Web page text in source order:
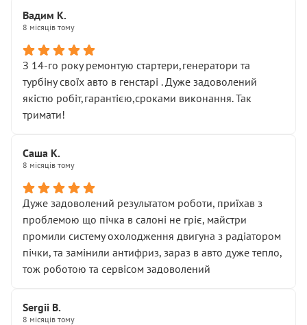
Вадим К.
8 місяців тому
З 14-го року ремонтую стартери,генератори та
турбіну своїх авто в генстарі . Дуже задоволений
якістю робіт,гарантією,сроками виконання. Так
тримати!
Саша К.
8 місяців тому
Дуже задоволений результатом роботи, приїхав з
проблемою що пічка в салоні не гріє, майстри
промили систему охолодження двигуна з радіатором
пічки, та замінили антифриз, зараз в авто дуже тепло,
тож роботою та сервісом задоволений
Sergii B.
8 місяців тому